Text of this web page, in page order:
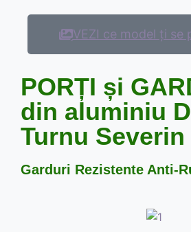
VEZI ce model ți se
PORȚI și
din aluminiu
Turnu Severin
Garduri Rezistente Anti-